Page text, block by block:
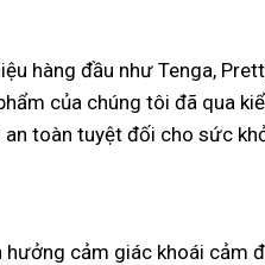
hàng đầu như Tenga,
của chúng tôi đã qua
an toàn tuyệt đối cho sức
cảm giác khoái cảm